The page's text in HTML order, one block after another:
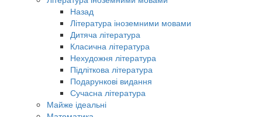
Назад
Література іноземними мовами
Дитяча література
Класична література
Нехудожня література
Підліткова література
Подарункові видання
Сучасна література
Майже ідеальні